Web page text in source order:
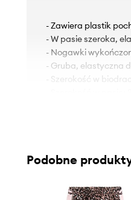
- Zawiera plastik
- W pasie szeroka,
- Nogawki
- Gruba, elastyczna
- Szerokość w
- Wymiary podane
Podobne